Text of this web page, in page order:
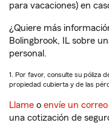
para vacaciones) en
¿Quiere más
Bolingbrook, IL sobre
personal.
1. Por favor, consulte su póliza
propiedad cubierta y de las
Llame o envíe un
una cotización de